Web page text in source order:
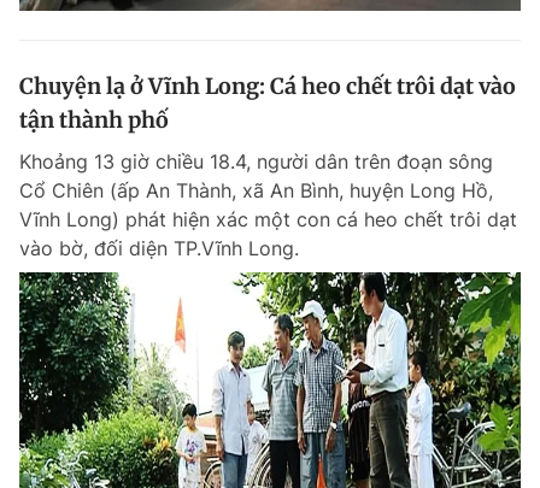
Chuyện lạ ở Vĩnh Long: Cá heo chết trôi dạt vào
tận thành phố
Khoảng 13 giờ chiều 18.4, người dân trên đoạn sông
Cổ Chiên (ấp An Thành, xã An Bình, huyện Long Hồ,
Vĩnh Long) phát hiện xác một con cá heo chết trôi dạt
vào bờ, đối diện TP.Vĩnh Long.